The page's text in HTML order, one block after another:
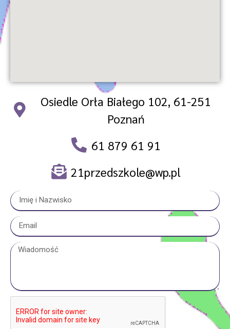
Osiedle Orła Białego 102, 61-251
Poznań
61 879 61 91
21przedszkole@wp.pl